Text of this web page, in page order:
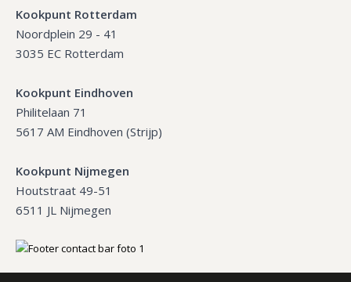
Kookpunt Rotterdam
Noordplein 29 - 41
3035 EC Rotterdam
Kookpunt Eindhoven
Philitelaan 71
5617 AM Eindhoven (Strijp)
Kookpunt Nijmegen
Houtstraat 49-51
6511 JL Nijmegen